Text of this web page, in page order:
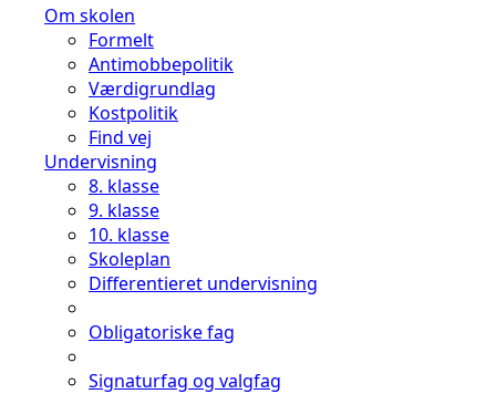
Om skolen
Formelt
Antimobbepolitik
Værdigrundlag
Kostpolitik
Find vej
Undervisning
8. klasse
9. klasse
10. klasse
Skoleplan
Differentieret undervisning
Obligatoriske fag
Signaturfag og valgfag